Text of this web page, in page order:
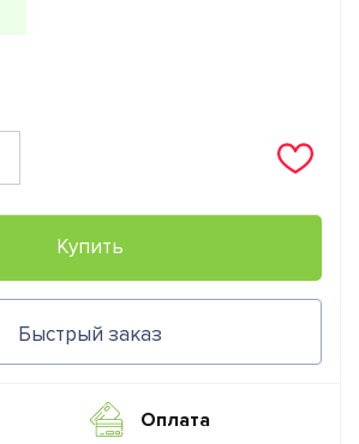
Купить
Быстрый заказ
Оплата